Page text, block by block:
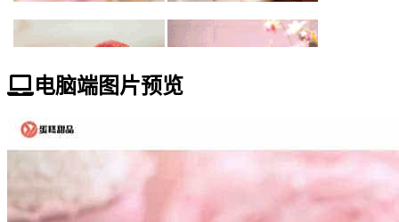
电脑端图片预览